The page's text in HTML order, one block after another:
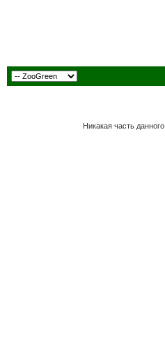
Никакая часть